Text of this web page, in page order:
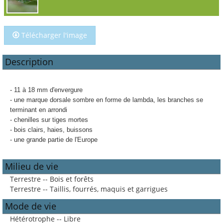
Télécharger l'image
Description
- 11 à 18 mm d'envergure
- une marque dorsale sombre en forme de lambda, les branches se
terminant en arrondi
- chenilles sur tiges mortes
- bois clairs, haies, buissons
- une grande partie de l'Europe
Milieu de vie
Terrestre -- Bois et forêts
Terrestre -- Taillis, fourrés, maquis et garrigues
Mode de vie
Hétérotrophe -- Libre